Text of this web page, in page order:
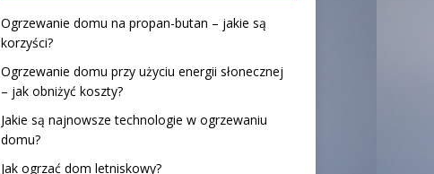
Ogrzewanie domu na propan-butan – jakie są
korzyści?
Ogrzewanie domu przy użyciu energii słonecznej
– jak obniżyć koszty?
Jakie są najnowsze technologie w ogrzewaniu
domu?
Jak ogrzać dom letniskowy?